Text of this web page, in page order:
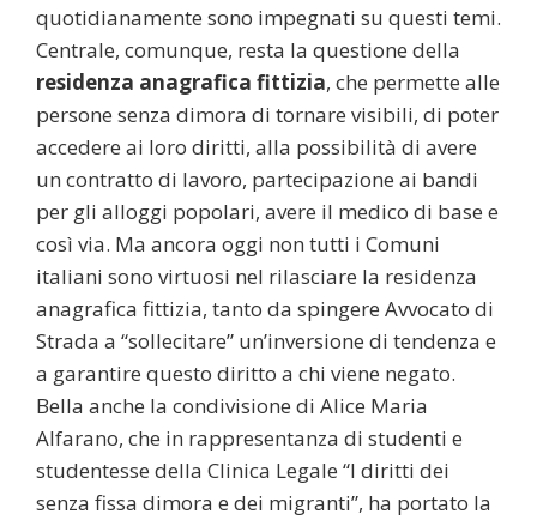
quotidianamente sono impegnati su questi temi.
Centrale, comunque, resta la questione della
residenza anagrafica fittizia, che permette alle
persone senza dimora di tornare visibili, di poter
accedere ai loro diritti, alla possibilità di avere
un contratto di lavoro, partecipazione ai bandi
per gli alloggi popolari, avere il medico di base e
così via. Ma ancora oggi non tutti i Comuni
italiani sono virtuosi nel rilasciare la residenza
anagrafica fittizia, tanto da spingere Avvocato di
Strada a “sollecitare” un’inversione di tendenza e
a garantire questo diritto a chi viene negato.
Bella anche la condivisione di Alice Maria
Alfarano, che in rappresentanza di studenti e
studentesse della Clinica Legale “I diritti dei
senza fissa dimora e dei migranti”, ha portato la